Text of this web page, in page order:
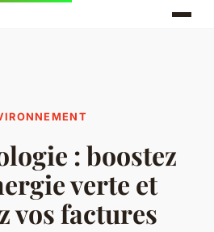
: boostez
verte et
vos factures